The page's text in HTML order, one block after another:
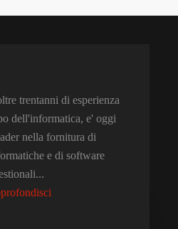
trentanni di esperienza
dell'informatica, e' oggi
nella fornitura di
e di software